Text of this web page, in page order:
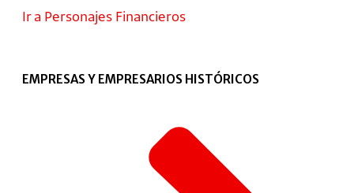
Ir a Personajes Financieros
EMPRESAS Y EMPRESARIOS HISTÓRICOS